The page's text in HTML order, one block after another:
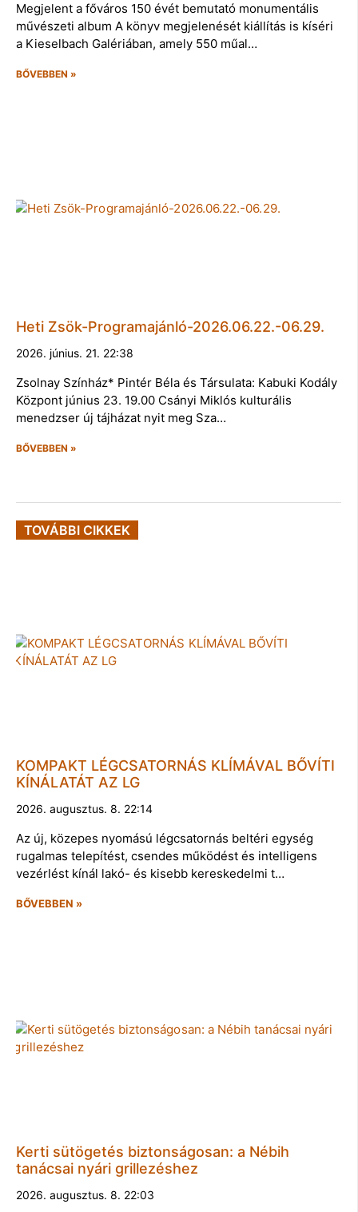
Megjelent a főváros 150 évét bemutató monumentális
művészeti album A könyv megjelenését kiállítás is kíséri
a Kieselbach Galériában, amely 550 műal…
BŐVEBBEN »
Heti Zsök-Programajánló-2026.06.22.-06.29.
2026. június. 21. 22:38
Zsolnay Színház* Pintér Béla és Társulata: Kabuki Kodály
Központ június 23. 19.00 Csányi Miklós kulturális
menedzser új tájházat nyit meg Sza…
BŐVEBBEN »
TOVÁBBI CIKKEK
KOMPAKT LÉGCSATORNÁS KLÍMÁVAL BŐVÍTI
KÍNÁLATÁT AZ LG
2026. augusztus. 8. 22:14
Az új, közepes nyomású légcsatornás beltéri egység
rugalmas telepítést, csendes működést és intelligens
vezérlést kínál lakó- és kisebb kereskedelmi t…
BŐVEBBEN »
Kerti sütögetés biztonságosan: a Nébih
tanácsai nyári grillezéshez
2026. augusztus. 8. 22:03